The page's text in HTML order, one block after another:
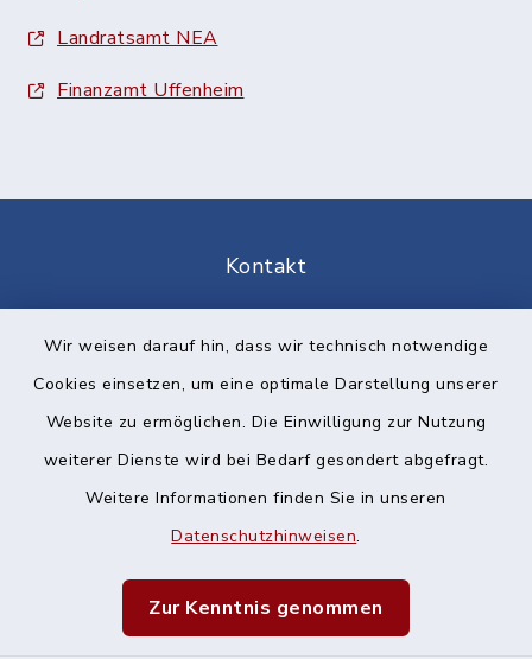
Wir weisen darauf hin, dass wir technisch notwendige
Cookies einsetzen, um eine optimale Darstellung unserer
Website zu ermöglichen. Die Einwilligung zur Nutzung
weiterer Dienste wird bei Bedarf gesondert abgefragt.
Weitere Informationen finden Sie in unseren
Datenschutzhinweisen.
Zur Kenntnis genommen
Landratsamt NEA
Finanzamt Uffenheim
Kontakt
Datenschutz
Impressum
Sitemap
Cookie-Einstellungen